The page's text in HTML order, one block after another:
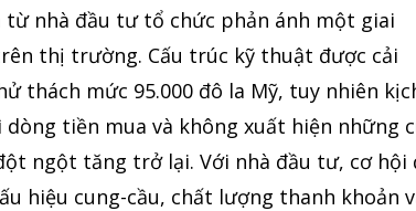
từ nhà đầu tư tổ chức phản ánh một giai
thị trường. Cấu trúc kỹ thuật được cải
thách mức 95.000 đô la Mỹ, tuy nhiên
tiền mua và không xuất hiện những
ngột tăng trở lại. Với nhà đầu tư, cơ hội
hiệu cung-cầu, chất lượng thanh khoản